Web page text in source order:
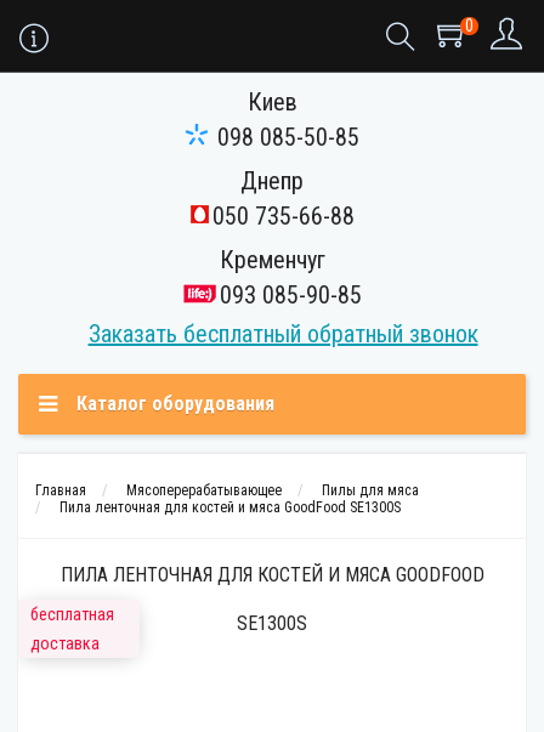
0
Киев
098 085-50-85
Днепр
050 735-66-88
Кременчуг
093 085-90-85
Заказать бесплатный обратный звонок
Каталог оборудования
Главная Мясоперерабатывающее
Пилы для мяса
Пила ленточная для костей и мяса GoodFood SE1300S
бесплатная
доставка
ПИЛА ЛЕНТОЧНАЯ ДЛЯ КОСТЕЙ И МЯСА GOODFOOD
SE1300S